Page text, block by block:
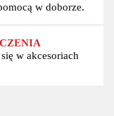
w doborze.
w akcesoriach